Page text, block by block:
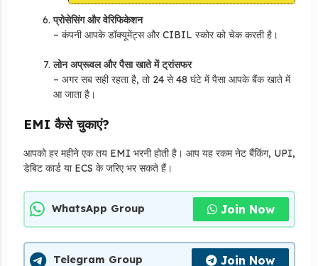
प्रोसेसिंग और वेरिफिकेशन
– कंपनी आपके डॉक्यूमेंट्स और CIBIL स्कोर को चेक करती है।
लोन अप्रूवल और पैसा खाते में ट्रांसफर
– अगर सब सही रहता है, तो 24 से 48 घंटे में पैसा आपके बैंक खाते में
आ जाता है।
EMI कैसे चुकाएं?
आपको हर महीने एक तय EMI भरनी होती है। आप यह रकम नेट बैंकिंग, UPI,
डेबिट कार्ड या ECS के जरिए भर सकते हैं।
WhatsApp Group Join Now
Telegram Group Join Now